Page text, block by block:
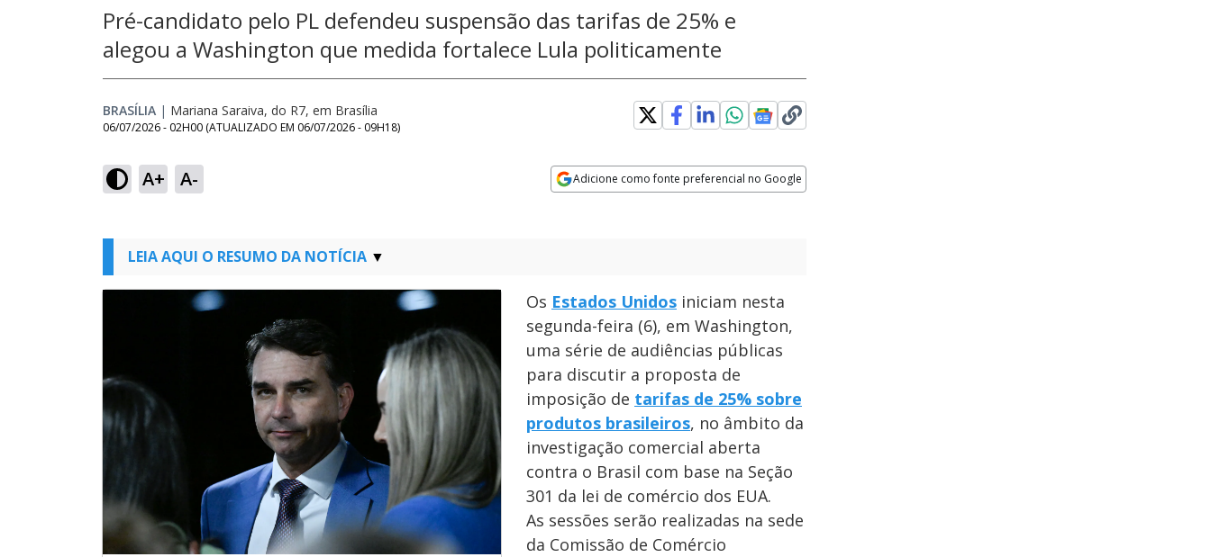
Pré-candidato pelo PL defendeu suspensão das tarifas de 25% e
alegou a Washington que medida fortalece Lula politicamente
BRASÍLIA | Mariana Saraiva, do R7, em Brasília
06/07/2026 - 02H00 (ATUALIZADO EM 06/07/2026 - 09H18)
A+ A- Adicione como fonte preferencial no Google
LEIA AQUI O RESUMO DA NOTÍCIA
Os Estados Unidos iniciam nesta
segunda-feira (6), em Washington,
uma série de audiências públicas
para discutir a proposta de
imposição de tarifas de 25% sobre
produtos brasileiros, no âmbito da
investigação comercial aberta
contra o Brasil com base na Seção
301 da lei de comércio dos EUA.
As sessões serão realizadas na sede
da Comissão de Comércio